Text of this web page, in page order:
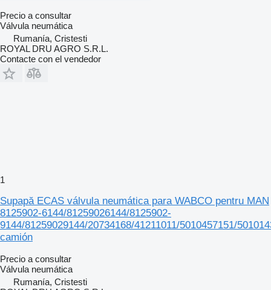
Precio a consultar
Válvula neumática
Rumanía, Cristesti
ROYAL DRU AGRO S.R.L.
Contacte con el vendedor
1
Supapă ECAS válvula neumática para WABCO pentru MAN
8125902-6144/81259026144/8125902-
9144/81259029144/20734168/41211011/5010457151/
camión
Precio a consultar
Válvula neumática
Rumanía, Cristesti